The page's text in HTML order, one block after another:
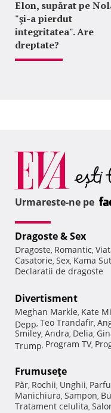
Elon, supărat pe
"şi-a pierdut
integritatea". Are
dreptate?
Urmareste-ne pe
Dragoste & Sex
Dragoste, Romantic,
Casatorie, Sex, Kama
Declaratii de dragoste
Divertisment
Meghan Markle, Kate
Depp, Teo Trandafir,
Smiley, Andra, Delia,
Trump, Program TV,
Frumuseţe
Păr, Rochii, Unghii,
Manichiura, Sampon,
Tratament celulita,